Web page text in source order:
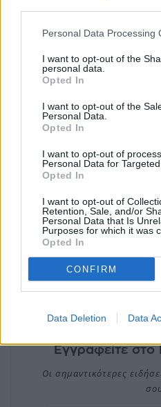
Personal Data Processing
I want to opt-out of the
personal data.
Opted In
I want to opt-out of the
Personal Data.
Opted In
I want to opt-out of
Personal Data for Targeted
Opted In
I want to opt-out of
Retention, Sale, and/or
Personal Data that Is
Purposes for which it was
Opted In
CONFIRM
Data Deletion Data
facebook
Ακολουθήστε το
και μάθετε
Εγγραφείτε
Οι σημαντικότερες